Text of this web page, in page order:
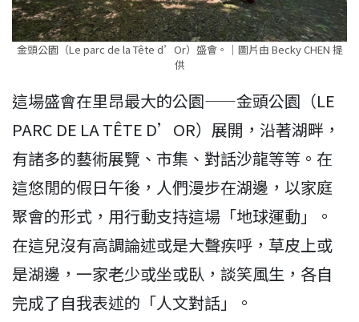
金頭公園（Le parc de la Tête d’Or）盛會。｜圖片由 Becky CHEN 提
供
這場盛會在里昂最大的公園——金頭公園（LE
PARC DE LA TÊTE D’OR）展開，沿著湖畔，
有諸多的藝術展覽、市集、對話沙龍等等。在
這悠閒的假日午後，人們漫步在湖邊，以家庭
聚會的形式，用行動支持這場「地球運動」。
在這兒沒有高調論述或是大聲疾呼，草皮上或
是湖邊，一家老少或坐或臥，談笑風生，各自
完成了自我表述的「人文對話」。